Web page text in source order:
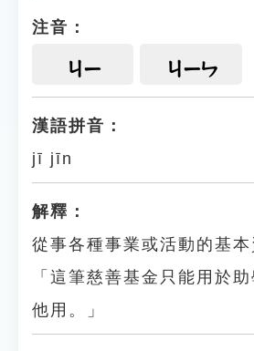
注音：
ㄐㄧ ㄐㄧㄣ
漢語拼音：
jī jīn
解釋：
從事各種事業或活動的基本
「這筆慈善基金只能用於
他用。」